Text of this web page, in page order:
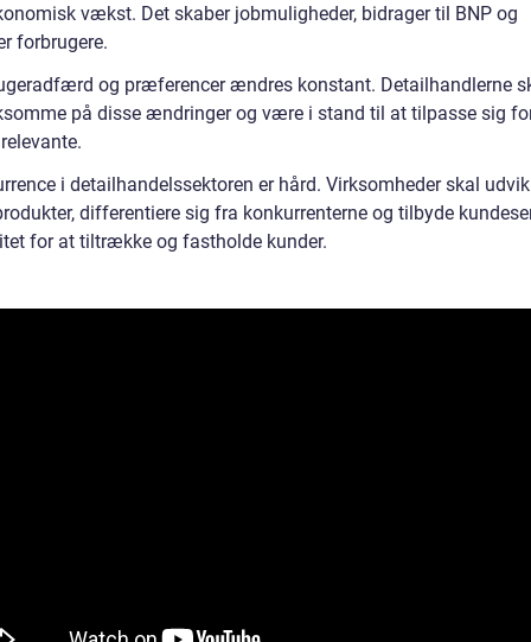
vækst. Det skaber jobmuligheder, bidrager til BNP og
forbrugere.
og præferencer ændres konstant. Detailhandlerne
på disse ændringer og være i stand til at tilpasse sig
i detailhandelssektoren er hård. Virksomheder skal
differentiere sig fra konkurrenterne og tilbyde
for at tiltrække og fastholde kunder.